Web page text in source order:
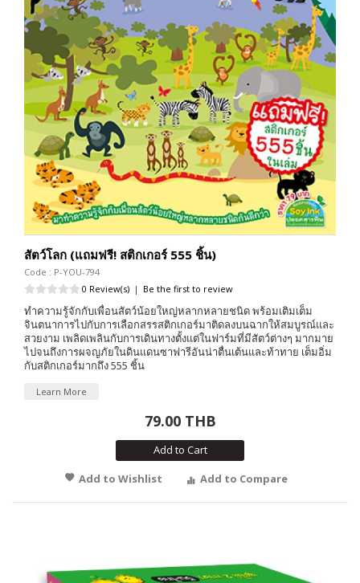
สัตว์โลก (แถมฟรี! สติกเกอร์ 555 ชิ้น)
Code : P-YOU-794
0 Review(s) | Be the first to review
ทำความรู้จักกับเพื่อนสัตว์น้อยใหญ่หลากหลายชนิด พร้อมเติมเต็ม
จินตนาการไปกับการเลือกสรรสติกเกอร์มาติดลงบนฉากให้สมบูรณ์และ
สวยงาม เพลิดเพลินกับการเดินทางตั้งแต่ในฟาร์มที่มีสัตว์ต่างๆ มากมาย
ไปจนถึงการผจญภัยในดินแดนซาฟารีอันน่าตื่นเต้นและท้าทาย เต็มอิ่ม
กับสติกเกอร์มากถึง 555 ชิ้น
Learn More
79.00 THB
Add to Cart
Add to Wishlist
Add to Compare